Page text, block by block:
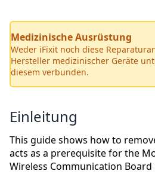
Medizinische Ausrüstung
Weder iFixit noch diese
Hersteller medizinischer Geräte
diesem verbunden.
Einleitung
This guide shows how to
acts as a prerequisite for the
Wireless Communication Board